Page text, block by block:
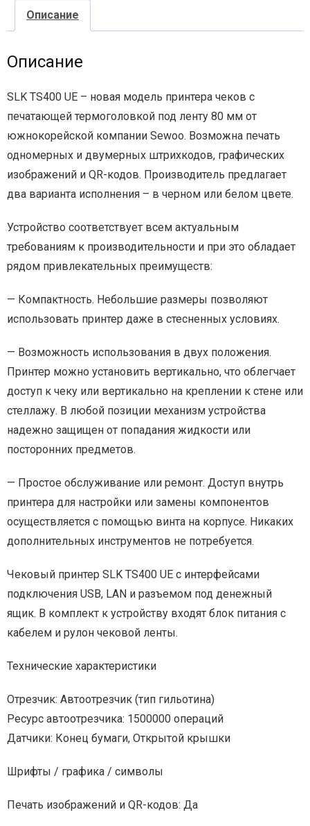
- - - Стационарные сканеры
Описание
Описание
SLK TS400 UE – новая модель принтера чеков с
печатающей термоголовкой под ленту 80 мм от
южнокорейской компании Sewoo. Возможна печать
одномерных и двумерных штрихкодов, графических
изображений и QR-кодов. Производитель предлагает
два варианта исполнения – в черном или белом цвете.
Устройство соответствует всем актуальным
требованиям к производительности и при это обладает
рядом привлекательных преимуществ:
— Компактность. Небольшие размеры позволяют
использовать принтер даже в стесненных условиях.
— Возможность использования в двух положения.
Принтер можно установить вертикально, что облегчает
доступ к чеку или вертикально на креплении к стене или
стеллажу. В любой позиции механизм устройства
надежно защищен от попадания жидкости или
посторонних предметов.
— Простое обслуживание или ремонт. Доступ внутрь
принтера для настройки или замены компонентов
осуществляется с помощью винта на корпусе. Никаких
дополнительных инструментов не потребуется.
Чековый принтер SLK TS400 UE с интерфейсами
подключения USB, LAN и разъемом под денежный
ящик. В комплект к устройству входят блок питания с
кабелем и рулон чековой ленты.
Технические характеристики
Отрезчик: Автоотрезчик (тип гильотина)
Ресурс автоотрезчика: 1500000 операций
Датчики: Конец бумаги, Открытой крышки
Шрифты / графика / символы
Печать изображений и QR-кодов: Да